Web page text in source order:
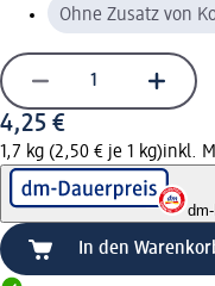
Ohne Zusatz von
4,25 €
1,7 kg (2,50 € je 1 kg)inkl.
In den